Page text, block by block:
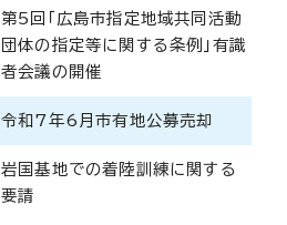
第5回「広島市指定地域共同活動
団体の指定等に関する条例」有識
者会議の開催
令和7年6月市有地公募売却
岩国基地での着陸訓練に関する
要請